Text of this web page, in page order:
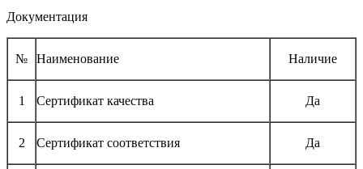
Документация
№ Наименование Наличие
1 Сертификат качества Да
2 Сертификат соответствия Да